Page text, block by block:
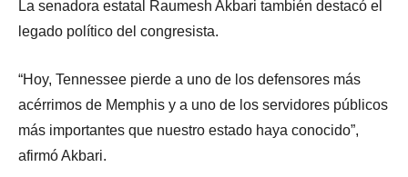
La senadora estatal Raumesh Akbari también destacó el
legado político del congresista.
“Hoy, Tennessee pierde a uno de los defensores más
acérrimos de Memphis y a uno de los servidores públicos
más importantes que nuestro estado haya conocido”,
afirmó Akbari.